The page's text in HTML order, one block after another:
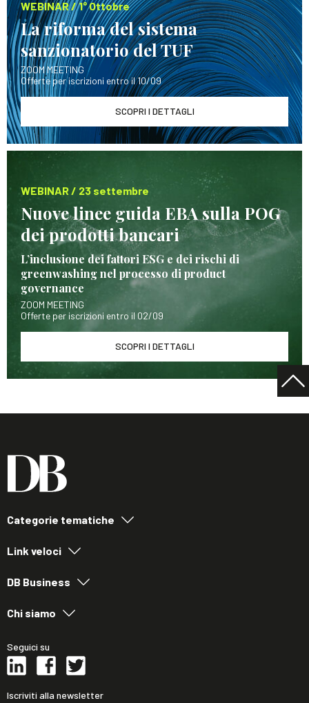
WEBINAR / 1° Ottobre
La riforma del sistema
sanzionatorio del TUF
ZOOM MEETING
Offerte per iscrizioni entro il 10/09
SCOPRI I DETTAGLI
WEBINAR / 23 settembre
Nuove linee guida EBA sulla POG
dei prodotti bancari
L’inclusione dei fattori ESG e dei rischi di
greenwashing nel processo di product
governance
ZOOM MEETING
Offerte per iscrizioni entro il 02/09
SCOPRI I DETTAGLI
Categorie tematiche
Link veloci
DB Business
Chi siamo
Seguici su
Iscriviti alla newsletter